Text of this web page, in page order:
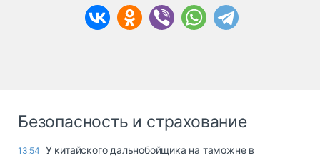
Безопасность и страхование
13:54 У китайского дальнобойщика на таможне в